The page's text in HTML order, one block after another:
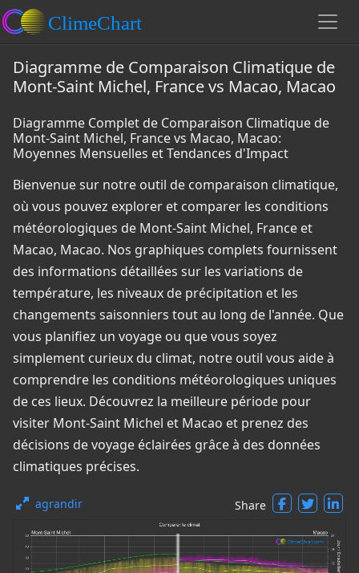
Diagramme de Comparaison Climatique de
Mont-Saint Michel, France vs Macao, Macao
Diagramme Complet de Comparaison Climatique de
Mont-Saint Michel, France vs Macao, Macao:
Moyennes Mensuelles et Tendances d'Impact
Bienvenue sur notre outil de comparaison climatique,
où vous pouvez explorer et comparer les conditions
météorologiques de Mont-Saint Michel, France et
Macao, Macao. Nos graphiques complets fournissent
des informations détaillées sur les variations de
température, les niveaux de précipitation et les
changements saisonniers tout au long de l'année. Que
vous planifiez un voyage ou que vous soyez
simplement curieux du climat, notre outil vous aide à
comprendre les conditions météorologiques uniques
de ces lieux. Découvrez la meilleure période pour
visiter Mont-Saint Michel et Macao et prenez des
décisions de voyage éclairées grâce à des données
climatiques précises.
agrandir Share